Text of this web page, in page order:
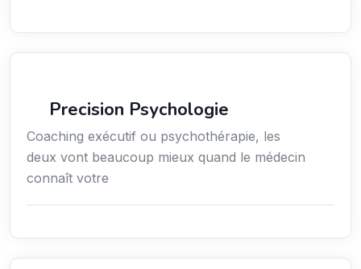
Precision Psychologie
Coaching exécutif ou psychothérapie, les
deux vont beaucoup mieux quand le médecin
connaît votre